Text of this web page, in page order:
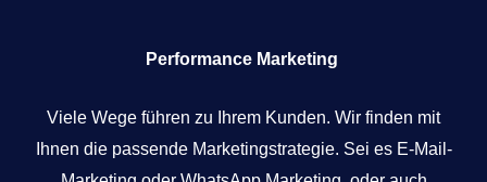
Performance Marketing
Viele Wege führen zu Ihrem Kunden. Wir finden mit
Ihnen die passende Marketingstrategie. Sei es E-Mail-